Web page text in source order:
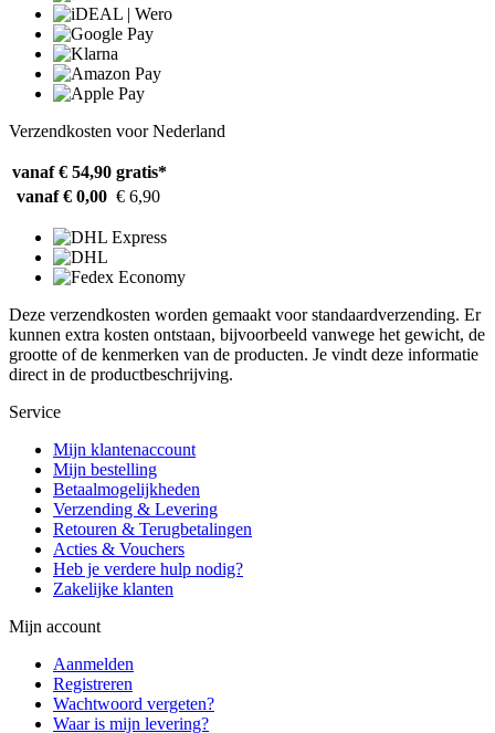
Verzendkosten voor Nederland
vanaf € 54,90 gratis*
vanaf € 0,00 € 6,90
Deze verzendkosten worden gemaakt voor standaardverzending. Er
kunnen extra kosten ontstaan, bijvoorbeeld vanwege het gewicht, de
grootte of de kenmerken van de producten. Je vindt deze informatie
direct in de productbeschrijving.
Service
Mijn klantenaccount
Mijn bestelling
Betaalmogelijkheden
Verzending & Levering
Retouren & Terugbetalingen
Acties & Vouchers
Heb je verdere hulp nodig?
Zakelijke klanten
Mijn account
Aanmelden
Registreren
Wachtwoord vergeten?
Waar is mijn levering?